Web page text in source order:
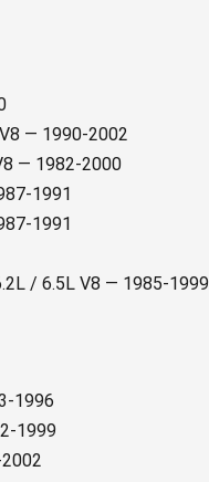
— 1990-2002
— 1982-2000
1991
1991
/ 6.5L V8 — 1985-1999
1996
1999